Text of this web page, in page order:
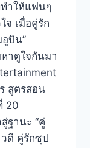
ำให้แฟนๆ
จ เมื่อคู่รัก
บิน”
าดูใจกันมา
สูตรสอน
20
ฐานะ “คู่
ดี คู่รักซุป